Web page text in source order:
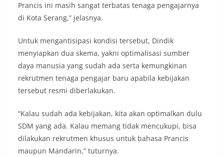
Prancis ini masih sangat terbatas tenaga pengajarnya
di Kota Serang,” jelasnya.
Untuk mengantisipasi kondisi tersebut, Dindik
menyiapkan dua skema, yakni optimalisasi sumber
daya manusia yang sudah ada serta kemungkinan
rekrutmen tenaga pengajar baru apabila kebijakan
tersebut resmi diberlakukan.
“Kalau sudah ada kebijakan, kita akan optimalkan dulu
SDM yang ada. Kalau memang tidak mencukupi, bisa
dilakukan rekrutmen khusus untuk bahasa Prancis
maupun Mandarin,” tuturnya.